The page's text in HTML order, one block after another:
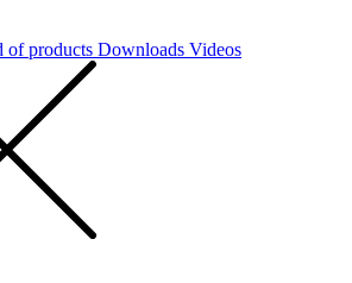
of products Downloads Videos